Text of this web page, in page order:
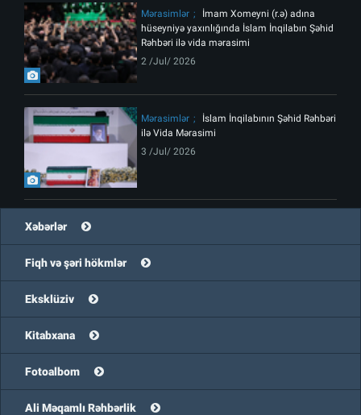
Mərasimlər
İmam Xomeyni (r.ə) adına
hüseyniyə yaxınlığında İslam İnqilabın Şəhid
Rəhbəri ilə vida mərasimi
2 /Jul/ 2026
Mərasimlər
İslam İnqilabının Şəhid Rəhbəri
ilə Vida Mərasimi
3 /Jul/ 2026
Xəbərlər
Fiqh və şəri hökmlər
Eksklüziv
Kitabxana
Fotoalbom
Ali Məqamlı Rəhbərlik